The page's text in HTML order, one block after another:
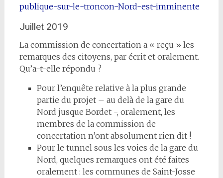
publique-sur-le-troncon-Nord-est-imminente
Juillet 2019
La commission de concertation a « reçu » les
remarques des citoyens, par écrit et oralement.
Qu’a-t-elle répondu ?
Pour l’enquête relative à la plus grande
partie du projet – au delà de la gare du
Nord jusque Bordet -, oralement, les
membres de la commission de
concertation n’ont absolument rien dit !
Pour le tunnel sous les voies de la gare du
Nord, quelques remarques ont été faites
oralement : les communes de Saint-Josse